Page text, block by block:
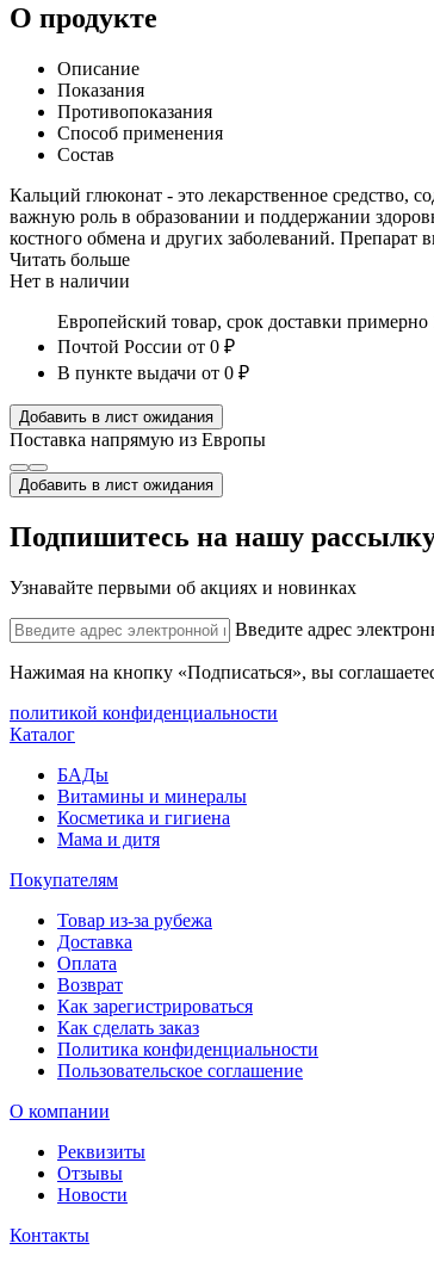
О продукте
Описание
Показания
Противопоказания
Способ применения
Состав
Кальций глюконат - это лекарственное средство,
важную роль в образовании и поддержании
костного обмена и других заболеваний. Препарат
Читать больше
Нет в наличии
Европейский товар, срок доставки
Почтой России от 0 ₽
В пункте выдачи от 0 ₽
Добавить в лист ожидания
Поставка напрямую из Европы
Добавить в лист ожидания
Подпишитесь на нашу
Узнавайте первыми об акциях и новинках
Введите адрес
Нажимая на кнопку «Подписаться», вы
политикой конфиденциальности
Каталог
БАДы
Витамины и минералы
Косметика и гигиена
Мама и дитя
Покупателям
Товар из-за рубежа
Доставка
Оплата
Возврат
Как зарегистрироваться
Как сделать заказ
Политика конфиденциальности
Пользовательское соглашение
О компании
Реквизиты
Отзывы
Новости
Контакты